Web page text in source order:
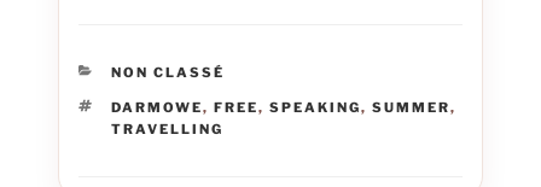
KATEGORIE
NON CLASSÉ
TAGI
DARMOWE,FREE,SPEAKING,SUMMER,
TRAVELLING